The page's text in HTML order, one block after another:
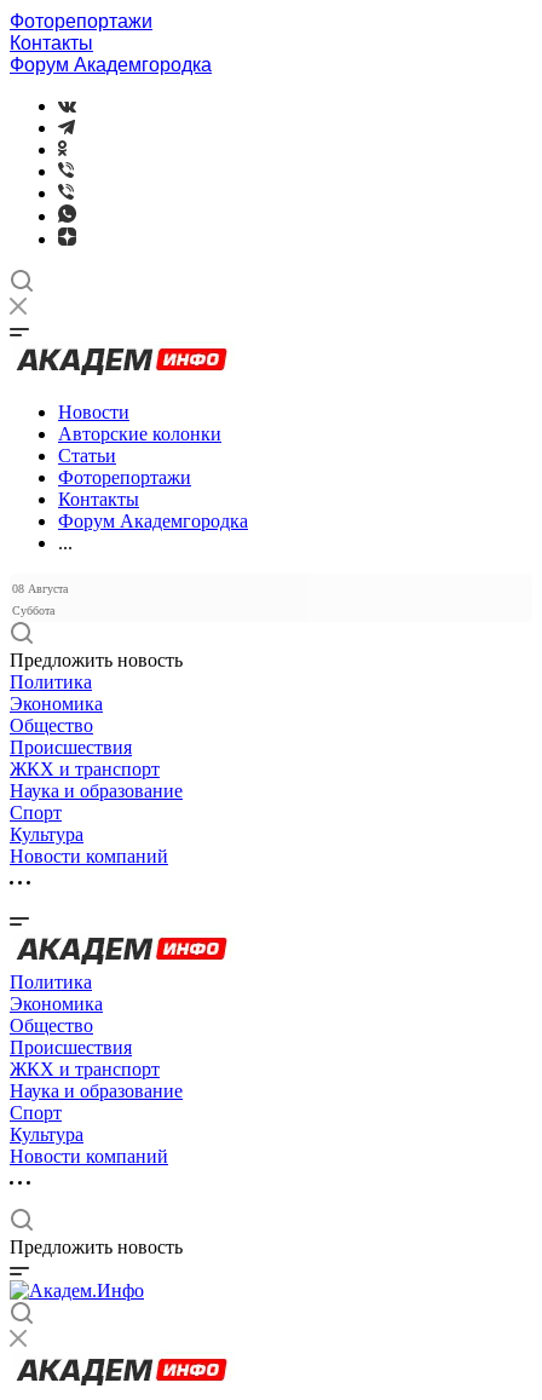
Фоторепортажи
Контакты
Форум Академгородка
Новости
Авторские колонки
Статьи
Фоторепортажи
Контакты
Форум Академгородка
...
08 Августа
Суббота
Предложить новость
Политика
Экономика
Общество
Происшествия
ЖКХ и транспорт
Наука и образование
Спорт
Культура
Новости компаний
Политика
Экономика
Общество
Происшествия
ЖКХ и транспорт
Наука и образование
Спорт
Культура
Новости компаний
Предложить новость